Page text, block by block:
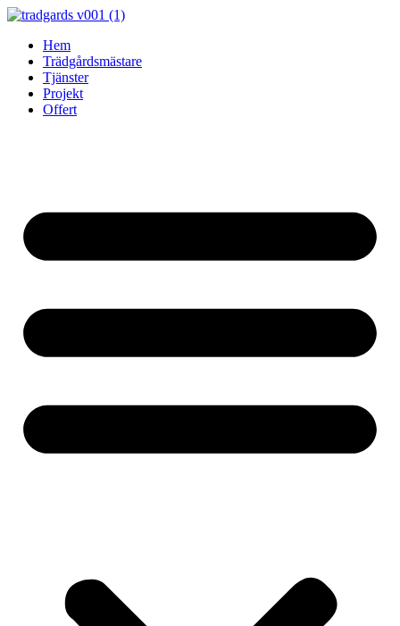
Skip
contentHem
Trädgårdsmästare
Tjänster
Projekt
Offert